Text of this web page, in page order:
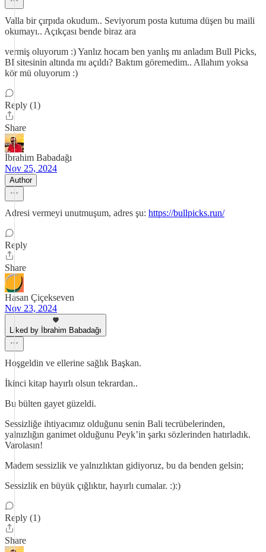
Valla bir çırpıda okudum.. Seviyorum posta kutuma düşen bu maili
okumayı.. Açıkçası bende biraz ara
vermiş oluyorum :) Yanlız hocam ben yanlış mı anladım Bull Picks,
BI sitesinin altında mı açıldı? Baktım göremedim.. Allahım yoksa
kör mü oluyorum :)
Reply (1)
Share
İbrahim Babadağı
Nov 25, 2024
Author
Adresi vermeyi unutmuşum, adres şu: https://bullpicks.run/
Reply
Share
Hasan Çiçekseven
Nov 23, 2024
Liked by İbrahim Babadağı
Hoşgeldin ve ellerine sağlık Başkan.
İkinci kitap hayırlı olsun tekrardan..
Bu bülten gayet güzeldi.
Sessizliğe ihtiyacımız olduğunu senin Bali tecrübelerinden,
yalnızlığın ganimet olduğunu Peyk’in şarkı sözlerinden hatırladık.
Varolasın!
Madem sessizlik ve yalnızlıktan gidiyoruz, bu da benden gelsin;
Sessizlik en büyük çığlıktır, hayırlı cumalar. :):)
Reply (1)
Share